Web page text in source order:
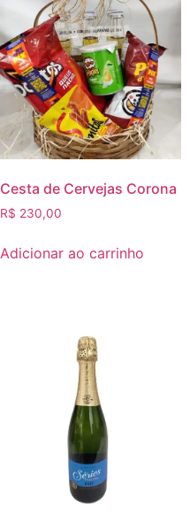
Cesta de Cervejas Corona
R$ 230,00
Adicionar ao carrinho